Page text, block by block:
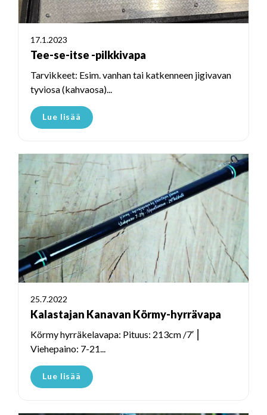
17.1.2023
Tee-se-itse -pilkkivapa
Tarvikkeet: Esim. vanhan tai katkenneen jigivavan
tyviosa (kahvaosa)...
Lue lisää
25.7.2022
Kalastajan Kanavan Körmy-hyrrävapa
Körmy hyrräkelavapa: Pituus: 213cm /7′ ⎮
Viehepaino: 7-21...
Lue lisää